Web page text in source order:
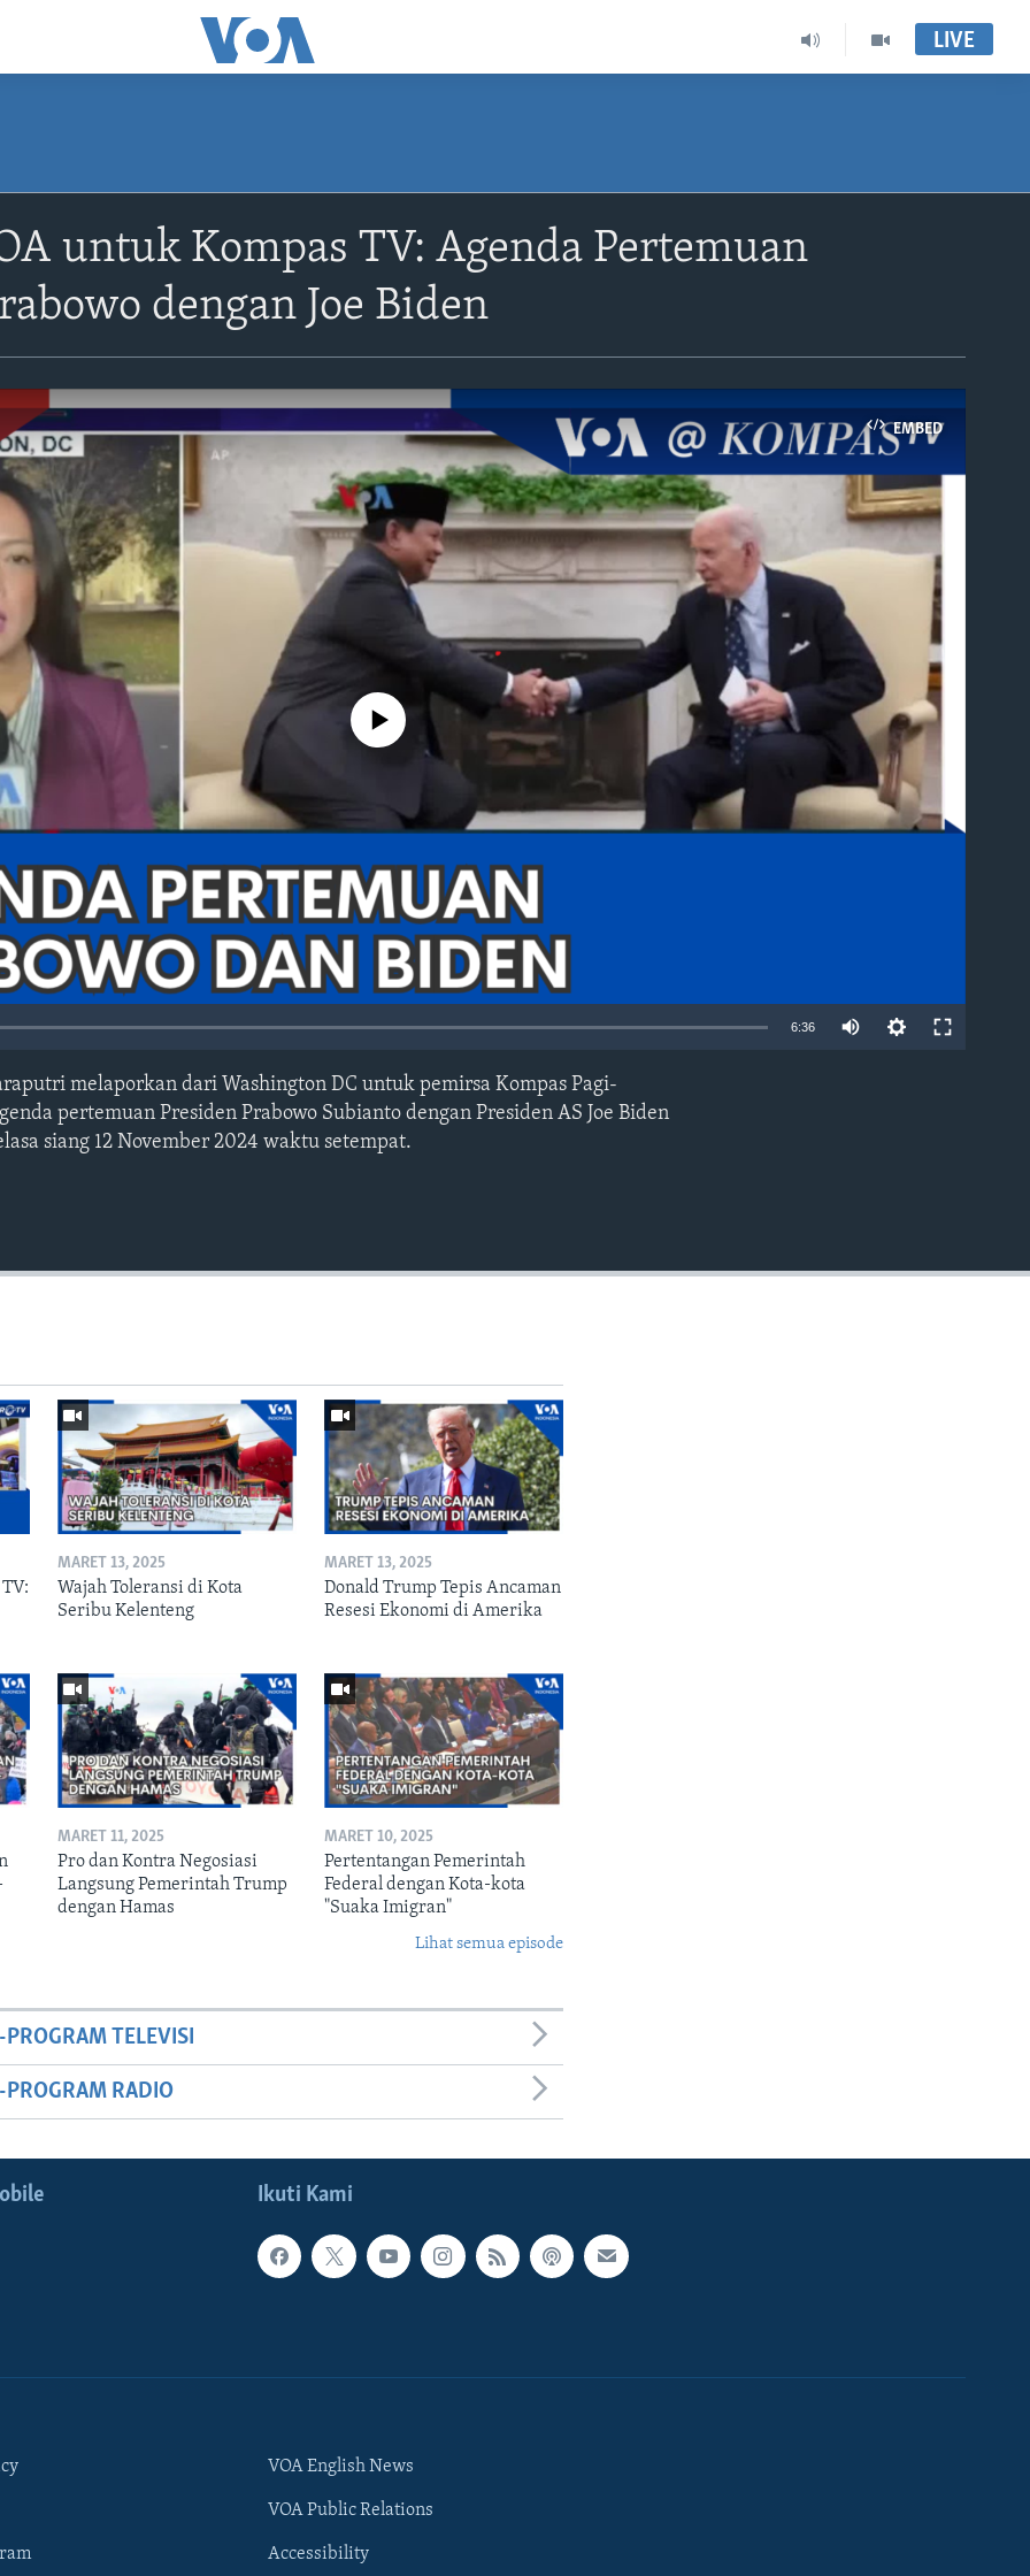
LIVE
untuk Kompas TV: Agenda Pertemuan
dengan Joe Biden
EMBED
No media source currently available
6:36
melaporkan dari Washington DC untuk pemirsa Kompas Pagi-
pertemuan Presiden Prabowo Subianto dengan Presiden AS Joe Biden
siang 12 November 2024 waktu setempat.
MARET 13, 2025
Wajah Toleransi di Kota
Seribu Kelenteng
MARET 13, 2025
Donald Trump Tepis Ancaman
Resesi Ekonomi di Amerika
MARET 11, 2025
Pro dan Kontra Negosiasi
Langsung Pemerintah Trump
dengan Hamas
MARET 10, 2025
Pertentangan Pemerintah
Federal dengan Kota-kota
"Suaka Imigran"
Lihat semua episode
TELEVISI
RADIO
Ikuti Kami
VOA English News
VOA Public Relations
Accessibility